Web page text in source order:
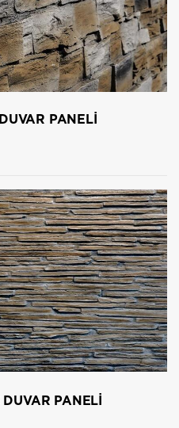
PANELİ
PANELİ